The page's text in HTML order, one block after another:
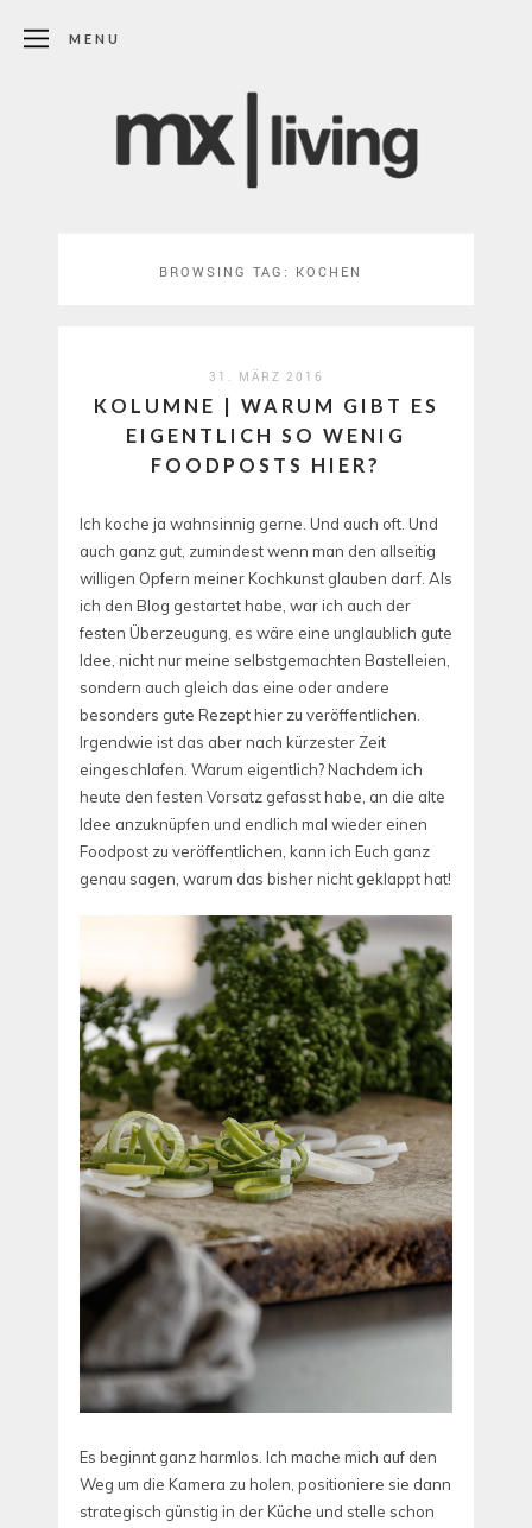
MENU
BROWSING TAG: KOCHEN
31. MÄRZ 2016
KOLUMNE | WARUM GIBT ES
EIGENTLICH SO WENIG
FOODPOSTS HIER?
Ich koche ja wahnsinnig gerne. Und auch oft. Und
auch ganz gut, zumindest wenn man den allseitig
willigen Opfern meiner Kochkunst glauben darf. Als
ich den Blog gestartet habe, war ich auch der
festen Überzeugung, es wäre eine unglaublich gute
Idee, nicht nur meine selbstgemachten Bastelleien,
sondern auch gleich das eine oder andere
besonders gute Rezept hier zu veröffentlichen.
Irgendwie ist das aber nach kürzester Zeit
eingeschlafen. Warum eigentlich? Nachdem ich
heute den festen Vorsatz gefasst habe, an die alte
Idee anzuknüpfen und endlich mal wieder einen
Foodpost zu veröffentlichen, kann ich Euch ganz
genau sagen, warum das bisher nicht geklappt hat!
Es beginnt ganz harmlos. Ich mache mich auf den
Weg um die Kamera zu holen, positioniere sie dann
strategisch günstig in der Küche und stelle schon